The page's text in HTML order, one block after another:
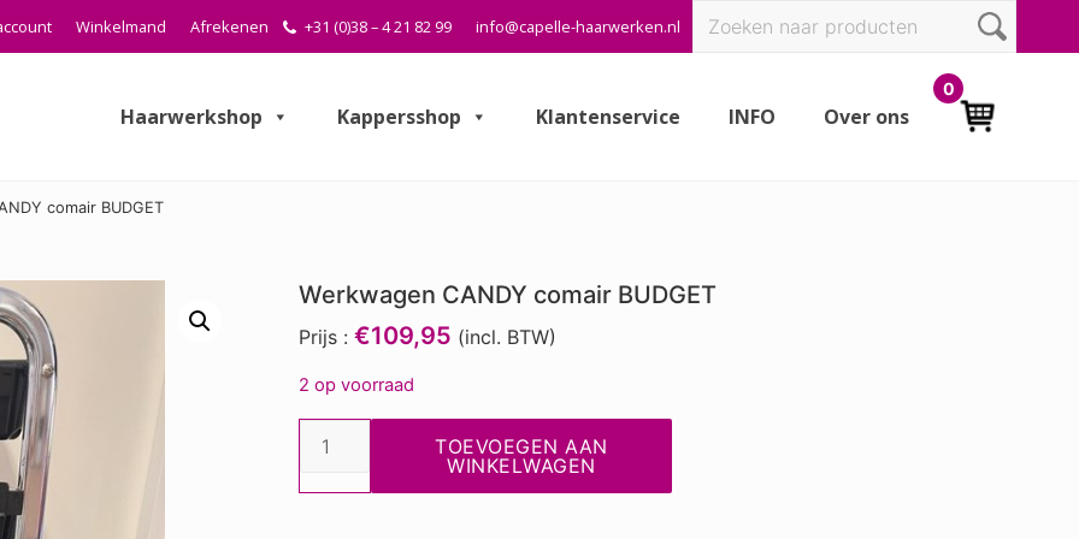
Winkelmand Afrekenen +31 (0)38 – 4 21 82 99 info@capelle-haarwerken.nl
naar:
Haarwerkshop Kappersshop Klantenservice INFO Over ons
0
comair BUDGET
Werkwagen CANDY comair BUDGET
Prijs : €109,95 (incl. BTW)
2 op voorraad
Werkwagen
comair
TOEVOEGEN AAN
WINKELWAGEN